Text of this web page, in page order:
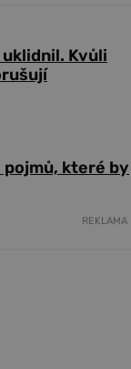
Kvůli
které by
REKLAMA